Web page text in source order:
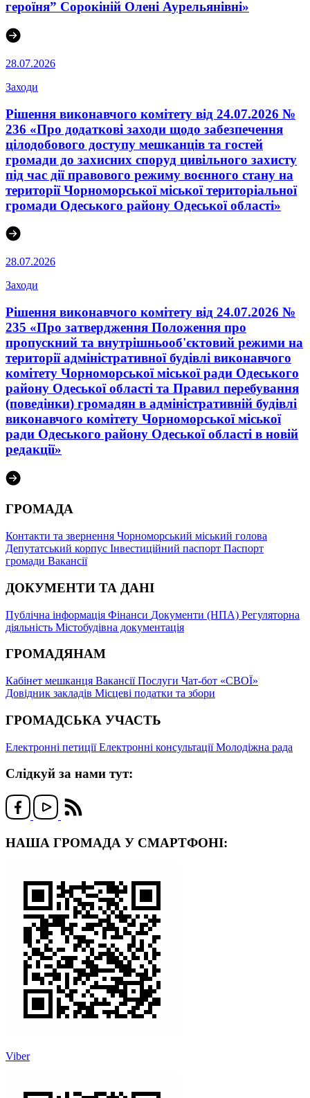
героїня” Сорокіній Олені Аурельянівні»
28.07.2026
Заходи
Рішення виконавчого комітету від 24.07.2026 №
236 «Про додаткові заходи щодо забезпечення
цілодобового доступу мешканців та гостей
громади до захисних споруд цивільного захисту
під час дії правового режиму воєнного стану на
території Чорноморської міської територіальної
громади Одеського району Одеської області»
28.07.2026
Заходи
Рішення виконавчого комітету від 24.07.2026 №
235 «Про затвердження Положення про
пропускний та внутрішньооб'єктовий режими на
території адміністративної будівлі виконавчого
комітету Чорноморської міської ради Одеського
району Одеської області та Правил перебування
(поведінки) громадян в адміністративній будівлі
виконавчого комітету Чорноморської міської
ради Одеського району Одеської області в новій
редакції»
ГРОМАДА
Контакти та звернення Чорноморський міський голова
Депутатський корпус Інвестиційний паспорт Паспорт
громади Вакансії
ДОКУМЕНТИ ТА ДАНІ
Публічна інформація Фінанси Документи (НПА) Регуляторна
діяльність Містобудівна документація
ГРОМАДЯНАМ
Кабінет мешканця ВакансіїПослуги Чат-бот «СВОЇ»
Довідник закладів Місцеві податки та збори
ГРОМАДСЬКА УЧАСТЬ
Електронні петиціїЕлектронні консультаціїМолодіжна рада
Слідкуй за нами тут:
НАША ГРОМАДА У СМАРТФОНІ:
Viber